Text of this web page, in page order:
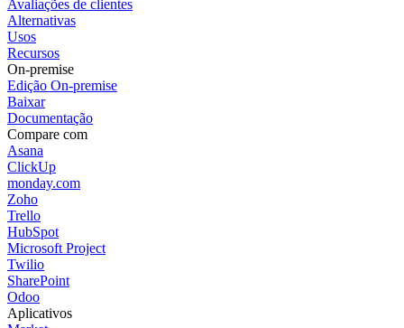
Avaliações de clientes
Alternativas
Usos
Recursos
On-premise
Edição On-premise
Baixar
Documentação
Compare com
Asana
ClickUp
monday.com
Zoho
Trello
HubSpot
Microsoft Project
Twilio
SharePoint
Odoo
Aplicativos